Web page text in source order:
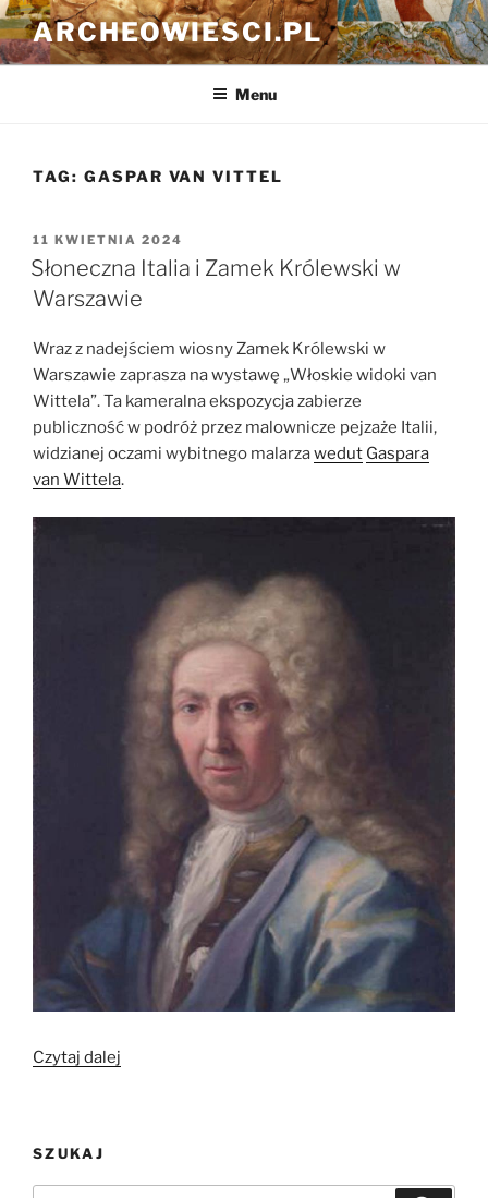
Przejdź
do
treści
ARCHEOWIESCI.PL
Menu
TAG: GASPAR VAN VITTEL
OPUBLIKOWANE
W
11 KWIETNIA 2024
Słoneczna Italia i Zamek Królewski w
Warszawie
Wraz z nadejściem wiosny Zamek Królewski w
Warszawie zaprasza na wystawę „Włoskie widoki van
Wittela”. Ta kameralna ekspozycja zabierze
publiczność w podróż przez malownicze pejzaże Italii,
widzianej oczami wybitnego malarzawedut Gaspara
van Wittela.
Czytaj dalej
w
SZUKAJ